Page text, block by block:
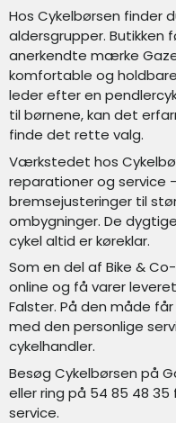
Hos Cykelbørsen finder
aldersgrupper.
anerkendte mærke
komfortable og
leder efter en
til børnene, kan det
finde det rette valg.
Værkstedet hos
reparationer og service
bremsejusteringer til
ombygninger. De
cykel altid er køreklar.
Som en del af Bike &
online og få varer
Falster. På den måde
med den personlige
cykelhandler.
Besøg Cykelbørsen på
eller ring på 54 85 48
service.